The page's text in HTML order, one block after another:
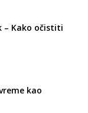
– Kako očistiti
kao